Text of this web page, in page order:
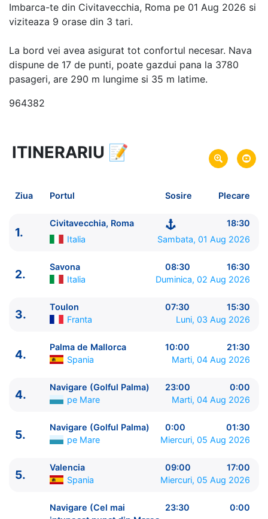
Imbarca-te din Civitavecchia, Roma pe 01 Aug 2026 si
viziteaza 9 orase din 3 tari.
La bord vei avea asigurat tot confortul necesar. Nava
dispune de 17 de punti, poate gazdui pana la 3780
pasageri, are 290 m lungime si 35 m latime.
964382
8 zile vacanta de croaziera in
Marea Mediterana de Vest si Insulele Baleare -
link
Sosire pe 08 Aug 2026 in Civitavecchia, Roma, Italia
Costa Cruises
Costa Pacifica★★★★
ITINERARIU
Ziua | Portul | Sosire - Plecare
Civitavecchia, Roma
⚓ - 18:30
2.
Savona Italia
Palma de Mallorca Spania
10:00 - 21:30
ITINERARIU 📝
Ziua Portul Sosire Plecare
1.
Civitavecchia, Roma
18:30
Italia
Sambata, 01 Aug 2026
2.
Savona 08:30
16:30
Italia
Duminica, 02 Aug 2026
3.
Toulon 07:30
15:30
Franta
Luni, 03 Aug 2026
4.
Palma de Mallorca 10:00
21:30
Spania
Marti, 04 Aug 2026
4.
Navigare (Golful Palma) 23:00
0:00
pe Mare
Marti, 04 Aug 2026
5.
Navigare (Golful Palma) 0:00
01:30
pe Mare
Miercuri, 05 Aug 2026
5.
Valencia 09:00
17:00
Spania
Miercuri, 05 Aug 2026
Navigare (Cel mai
23:30 0:00